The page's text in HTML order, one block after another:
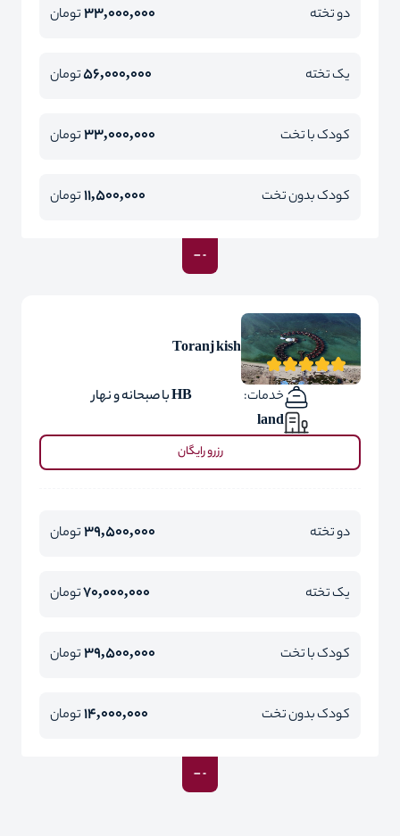
دو تخته 33,000,000تومان
یک تخته 56,000,000تومان
کودک با تخت 33,000,000تومان
کودک بدون تخت 11,500,000تومان
Toranj kish
خدمات:
HB با صبحانه و نهار
land
رزرو رایگان
دو تخته 39,500,000تومان
یک تخته 70,000,000تومان
کودک با تخت 39,500,000تومان
کودک بدون تخت 14,000,000تومان